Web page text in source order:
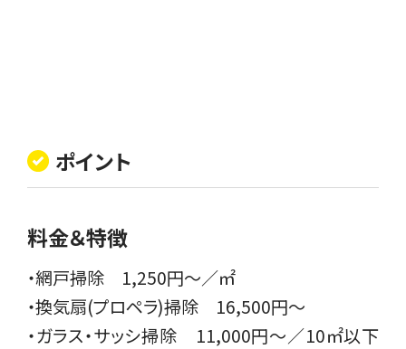
ポイント
料金＆特徴
・網戸掃除 1,250円〜／㎡
・換気扇(プロペラ)掃除 16,500円〜
・ガラス・サッシ掃除 11,000円〜／10㎡以下